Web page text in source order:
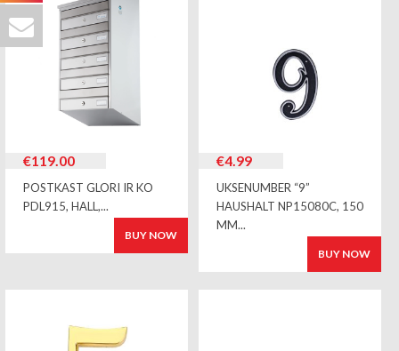
€119.00
POSTKAST GLORI IR KO
PDL915, HALL,...
BUY NOW
€4.99
UKSENUMBER “9”
HAUSHALT NP15080C, 150
MM...
BUY NOW